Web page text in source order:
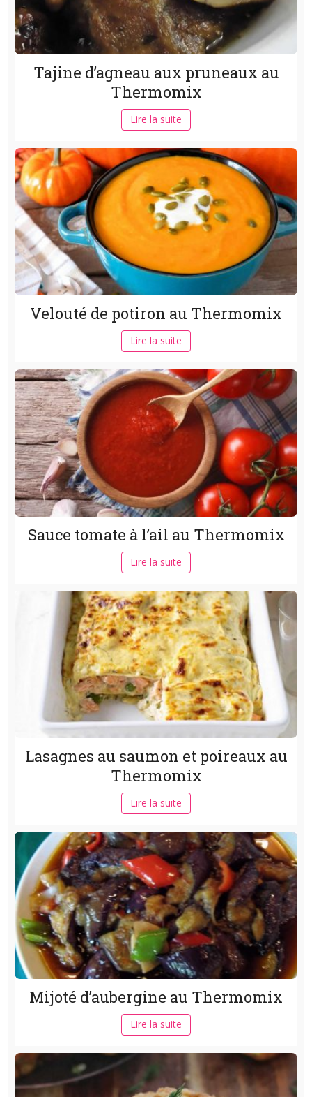
Tajine d’agneau aux pruneaux au
Thermomix
Lire la suite
Velouté de potiron au Thermomix
Lire la suite
Sauce tomate à l’ail au Thermomix
Lire la suite
Lasagnes au saumon et poireaux au
Thermomix
Lire la suite
Mijoté d’aubergine au Thermomix
Lire la suite